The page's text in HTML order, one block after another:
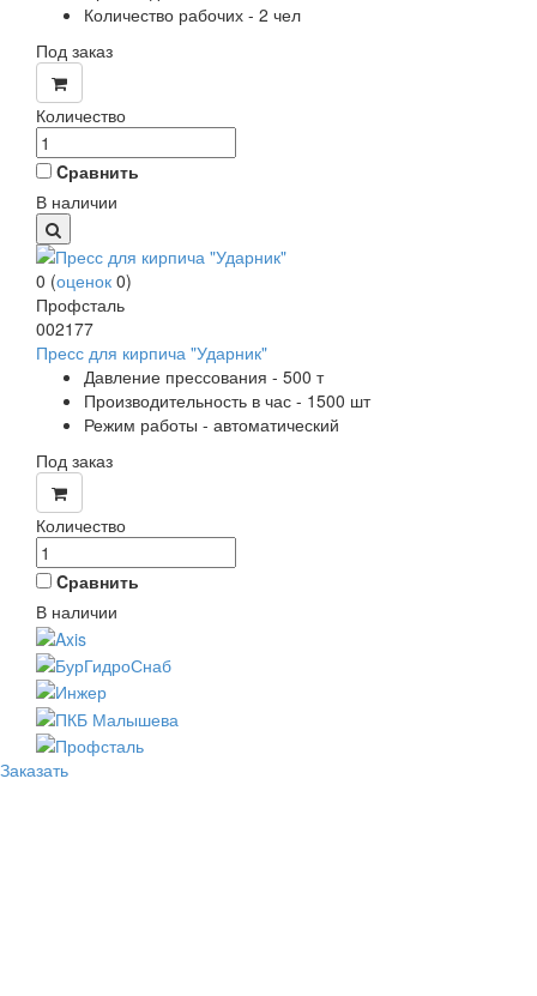
Количество рабочих - 2 чел
Под заказ
Количество
Cравнить
В наличии
0 (оценок 0)
Профсталь
002177
Пресс для кирпича "Ударник"
Давление прессования - 500 т
Производительность в час - 1500 шт
Режим работы - автоматический
Под заказ
Количество
Cравнить
В наличии
Заказать